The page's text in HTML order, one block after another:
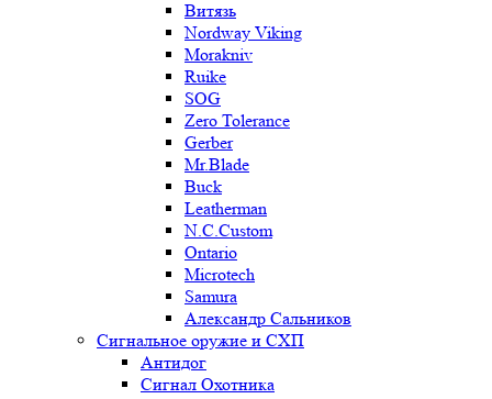
Витязь
Nordway Viking
Morakniv
Ruike
SOG
Zero Tolerance
Gerber
Mr.Blade
Buck
Leatherman
N.C.Custom
Ontario
Microtech
Samura
Александр Сальников
Сигнальное оружие и СХП
Антидог
Сигнал Охотника